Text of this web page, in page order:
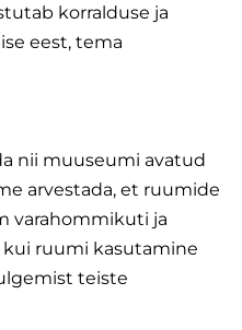
korralduse ja
eest, tema
nii muuseumi avatud
arvestada, et ruumide
varahommikuti ja
ruumi kasutamine
teiste